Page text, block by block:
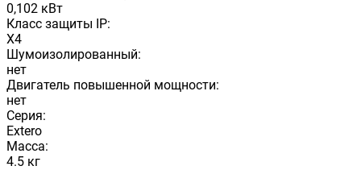
0,102 кВт
Класс защиты IP:
X4
Шумоизолированный:
нет
Двигатель повышенной мощности:
нет
Серия:
Extero
Масса:
4.5 кг